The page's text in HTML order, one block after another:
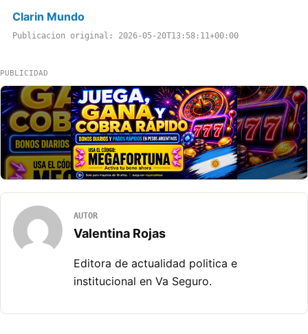
Clarin Mundo
Publicacion original: 2026-05-20T13:58:11+00:00
PUBLICIDAD
AUTOR
Valentina Rojas
Editora de actualidad politica e
institucional en Va Seguro.